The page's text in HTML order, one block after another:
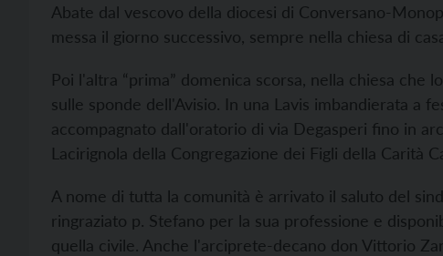
Abate dal vescovo della diocesi di Conversano-
messa il giorno successivo, sempre nella chiesa di
Poi l'altra “prima” domenica scorsa, nella chiesa che
sulle sponde dell'Avisio. In una Lavis imbandierata a
accompagnato dall'oratorio di via Degasperi fino in
Lacirignola della Congregazione dei Figli della Carità
A nome di tutta la comunità è arrivato il saluto del
ringraziato p. Stefano per la sua professione e
quella civile. Anche l'arciprete-decano don Vittorio